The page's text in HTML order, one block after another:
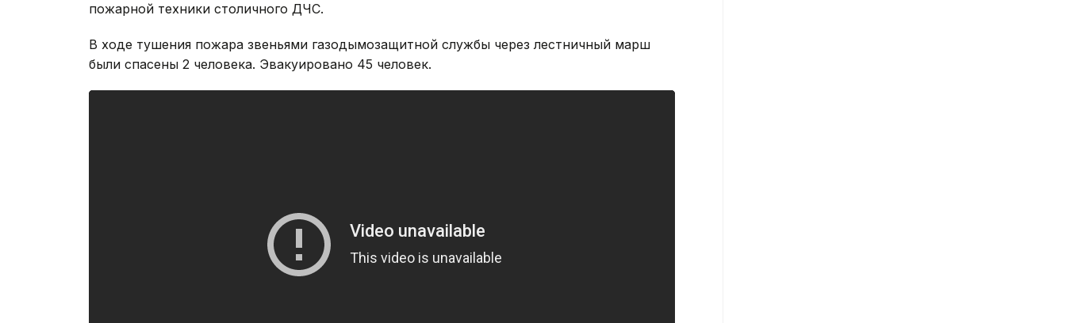
пожарной техники столичного ДЧС.
В ходе тушения пожара звеньями газодымозащитной службы через лестничный марш
были спасены 2 человека. Эвакуировано 45 человек.